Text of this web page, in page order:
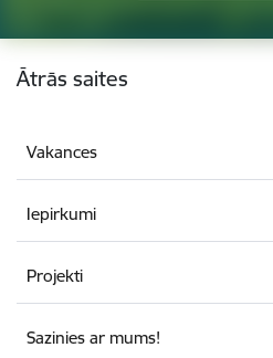
Kājene
Ātrās saites
Vakances
Iepirkumi
Projekti
Sazinies ar mums!